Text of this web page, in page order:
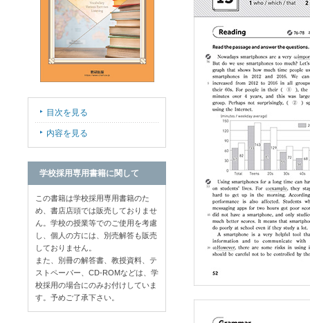
目次を見る
内容を見る
学校採用専用書籍に関して
この書籍は学校採用専用書籍のた
め、書店店頭では販売しておりませ
ん。学校の授業等でのご使用を考慮
し、個人の方には、別売解答も販売
しておりません。
また、別冊の解答書、教授資料、テ
ストペーパー、CD-ROMなどは、学
校採用の場合にのみお付けしていま
す。予めご了承下さい。